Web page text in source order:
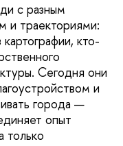
с разным
и траекториями:
кто-
Сегодня они
и
города —
опыт
только